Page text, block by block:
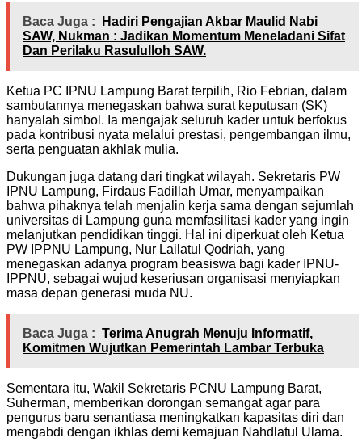
Baca Juga :
Hadiri Pengajian Akbar Maulid Nabi
SAW, Nukman : Jadikan Momentum Meneladani Sifat
Dan Perilaku Rasululloh SAW.
Ketua PC IPNU Lampung Barat terpilih, Rio Febrian, dalam
sambutannya menegaskan bahwa surat keputusan (SK)
hanyalah simbol. Ia mengajak seluruh kader untuk berfokus
pada kontribusi nyata melalui prestasi, pengembangan ilmu,
serta penguatan akhlak mulia.
Dukungan juga datang dari tingkat wilayah. Sekretaris PW
IPNU Lampung, Firdaus Fadillah Umar, menyampaikan
bahwa pihaknya telah menjalin kerja sama dengan sejumlah
universitas di Lampung guna memfasilitasi kader yang ingin
melanjutkan pendidikan tinggi. Hal ini diperkuat oleh Ketua
PW IPPNU Lampung, Nur Lailatul Qodriah, yang
menegaskan adanya program beasiswa bagi kader IPNU-
IPPNU, sebagai wujud keseriusan organisasi menyiapkan
masa depan generasi muda NU.
Baca Juga : Terima Anugrah Menuju Informatif,
Komitmen Wujutkan Pemerintah Lambar Terbuka
Sementara itu, Wakil Sekretaris PCNU Lampung Barat,
Suherman, memberikan dorongan semangat agar para
pengurus baru senantiasa meningkatkan kapasitas diri dan
mengabdi dengan ikhlas demi kemajuan Nahdlatul Ulama.